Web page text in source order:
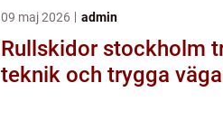
09 maj 2026 admin
Rullskidor stockholm träning,
teknik och trygga